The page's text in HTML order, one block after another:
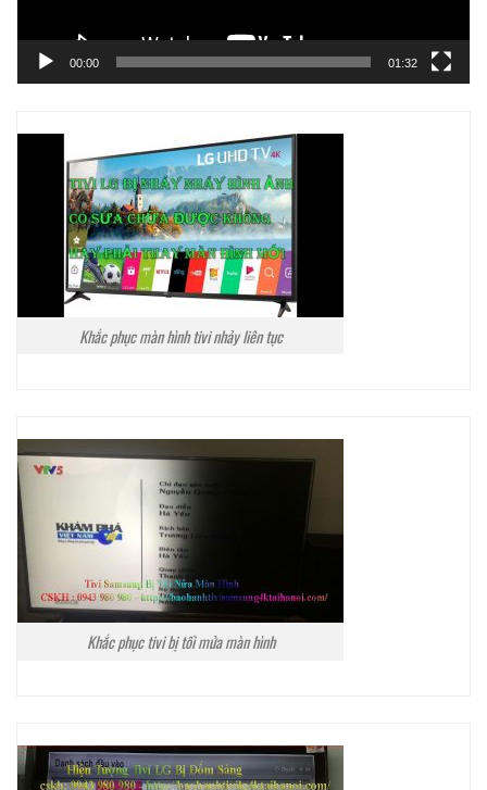
00:00 01:32
Khắc phục màn hình tivi nhảy liên tục
Khắc phục tivi bị tối mửa màn hình